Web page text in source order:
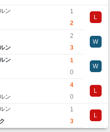
ン
1
L
2
2
W
ン
3
ン
1
W
0
4
L
ン
0
ン
1
L
3